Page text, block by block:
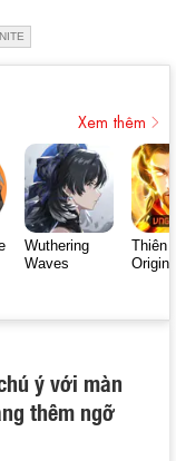
Xem thêm
Wuthering
Waves
Thiên
Origin
ý với màn
thêm ngỡ